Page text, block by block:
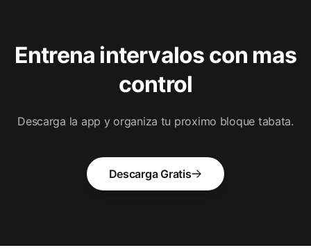
Entrena intervalos con mas
control
Descarga la app y organiza tu proximo bloque tabata.
Descarga Gratis